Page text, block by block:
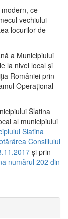
ce
vechiului
locurilor de
a Municipiului
la nivel local şi
României prin
Operațional
Slatina
al municipiului
Slatina
Consiliului
și prin
numărul 202 din